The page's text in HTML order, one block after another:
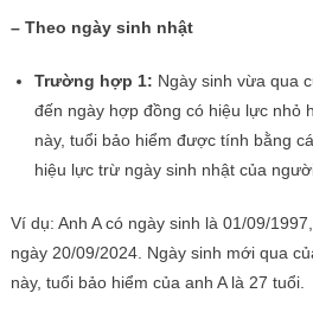
– Theo ngày sinh nhật
Trường hợp 1: Ngày sinh vừa qua
đến ngày hợp đồng có hiệu lực nhỏ
này, tuổi bảo hiểm được tính bằng
hiệu lực trừ ngày sinh nhật của
Ví dụ: Anh A có ngày sinh là 01/09/
ngày 20/09/2024. Ngày sinh mới qua
này, tuổi bảo hiểm của anh A là 27 tuổi.